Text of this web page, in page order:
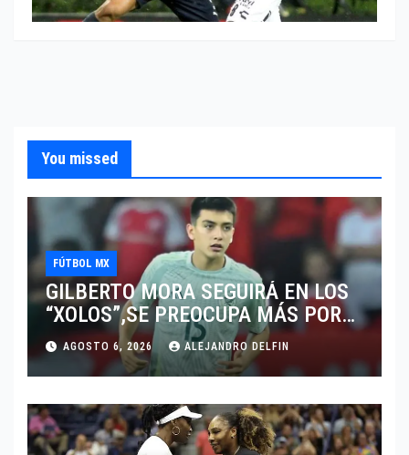
You missed
FÚTBOL MX
GILBERTO MORA SEGUIRÁ EN LOS
“XOLOS”,SE PREOCUPA MÁS POR
JUGAR EN SU EQUIPO.
AGOSTO 6, 2026 ALEJANDRO DELFIN